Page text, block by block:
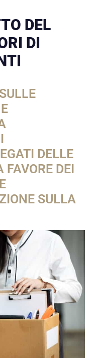
DEL
DI
DELLE
DEI
SULLA